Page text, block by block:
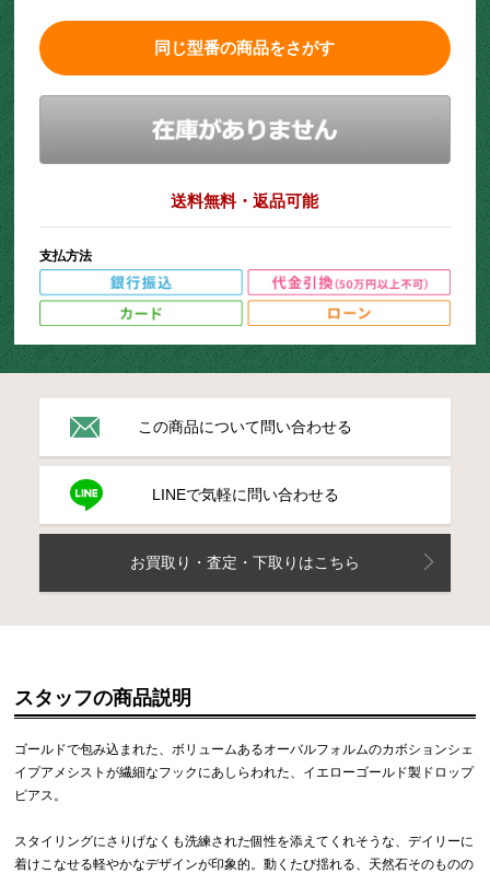
同じ型番の商品をさがす
送料無料・返品可能
支払方法
この商品について問い合わせる
LINEで気軽に問い合わせる
お買取り・査定・下取りはこちら
スタッフの商品説明
ゴールドで包み込まれた、ボリュームあるオーバルフォルムのカボションシェ
イプアメシストが繊細なフックにあしらわれた、イエローゴールド製ドロップ
ピアス。
スタイリングにさりげなくも洗練された個性を添えてくれそうな、デイリーに
着けこなせる軽やかなデザインが印象的。動くたび揺れる、天然石そのものの